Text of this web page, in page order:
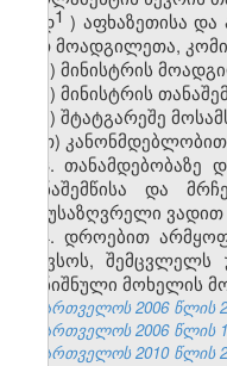
დ1 ) აფხაზეთისა
მათ მოადგილეთა,
ე) მინისტრის
ვ) მინისტრის
ზ) შტატგარეშე
თ)
3. თანამდებობაზე
თანაშემწისა და
განუსაზღვრელი
4. დროებით
შეივსოს,
დანიშნული მოხელის
საქართველოს 2006 წლის
საქართველოს 2006 წლის
საქართველოს 2010 წლის